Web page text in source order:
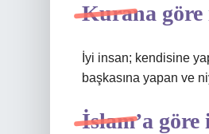
Kurana
İyi insan; kendisine
başkasına yapan ve
İslam’a göre